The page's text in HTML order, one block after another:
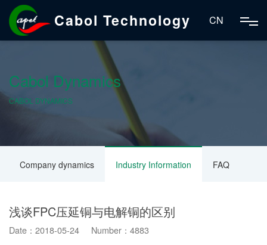
Cabol Technology CN
Cabol Dynamics
CABOL DYNAMICS
Company dynamics Industry Information FAQ
浅谈FPC压延铜与电解铜的区别
Date：2018-05-24 Number：4883